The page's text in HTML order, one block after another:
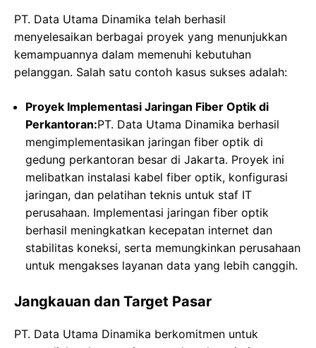
PT. Data Utama Dinamika telah berhasil
menyelesaikan berbagai proyek yang menunjukkan
kemampuannya dalam memenuhi kebutuhan
pelanggan. Salah satu contoh kasus sukses adalah:
Proyek Implementasi Jaringan Fiber Optik di
Perkantoran:PT. Data Utama Dinamika berhasil
mengimplementasikan jaringan fiber optik di
gedung perkantoran besar di Jakarta. Proyek ini
melibatkan instalasi kabel fiber optik, konfigurasi
jaringan, dan pelatihan teknis untuk staf IT
perusahaan. Implementasi jaringan fiber optik
berhasil meningkatkan kecepatan internet dan
stabilitas koneksi, serta memungkinkan perusahaan
untuk mengakses layanan data yang lebih canggih.
Jangkauan dan Target Pasar
PT. Data Utama Dinamika berkomitmen untuk